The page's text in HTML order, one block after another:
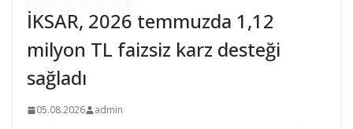
İKSAR, 2026 temmuzda 1,12
milyon TL faizsiz karz desteği
sağladı
05.08.2026 admin